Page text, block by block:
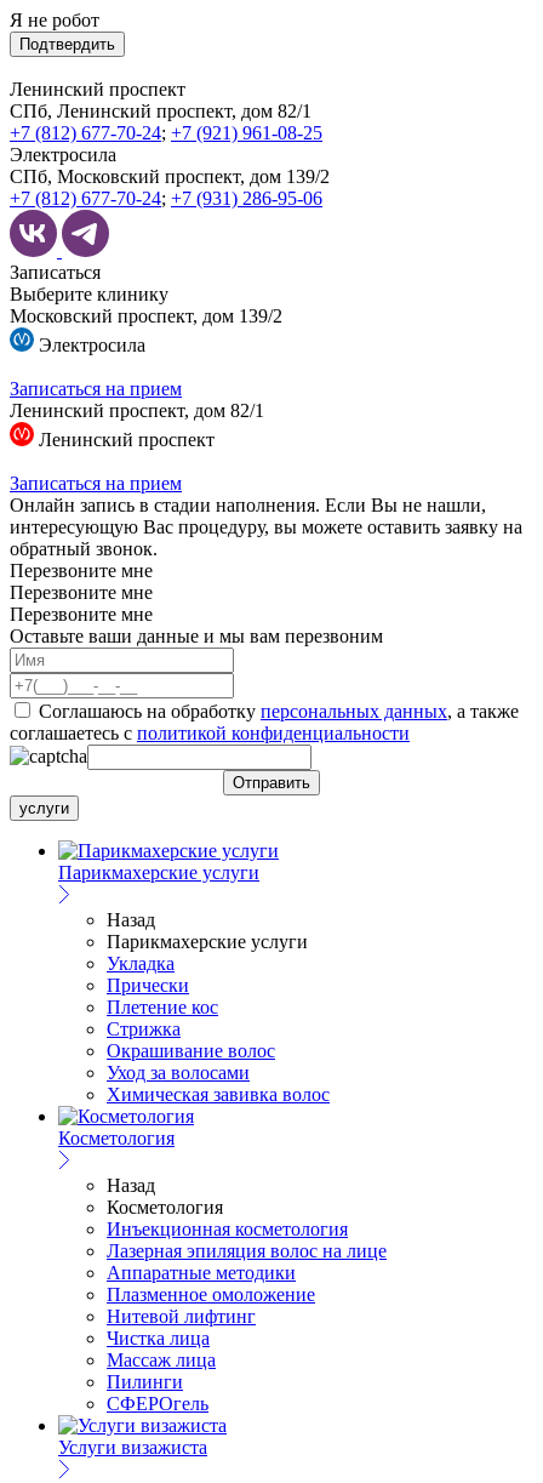
Я не робот
Подтвердить
Ленинский проспект
СПб, Ленинский проспект, дом 82/1
+7 (812) 677-70-24; +7 (921) 961-08-25
Электросила
СПб, Московский проспект, дом 139/2
+7 (812) 677-70-24; +7 (931) 286-95-06
Записаться
Выберите клинику
Московский проспект, дом 139/2
Электросила
Записаться на прием
Ленинский проспект, дом 82/1
Ленинский проспект
Записаться на прием
Онлайн запись в стадии наполнения. Если Вы не нашли,
интересующую Вас процедуру, вы можете оставить заявку на
обратный звонок.
Перезвоните мне
Перезвоните мне
Перезвоните мне
Оставьте ваши данные и мы вам перезвоним
Соглашаюсь на обработку персональных данных, а также
соглашаетесь c политикой конфиденциальности
услуги
Парикмахерские услуги
Назад
Парикмахерские услуги
Укладка
Прически
Плетение кос
Стрижка
Окрашивание волос
Уход за волосами
Химическая завивка волос
Косметология
Назад
Косметология
Инъекционная косметология
Лазерная эпиляция волос на лице
Аппаратные методики
Плазменное омоложение
Нитевой лифтинг
Чистка лица
Массаж лица
Пилинги
СФЕРОгель
Услуги визажиста